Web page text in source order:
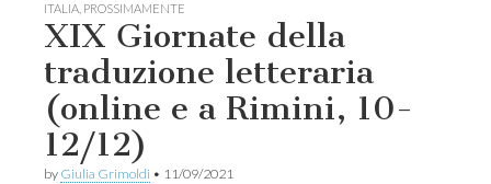
ITALIA PROSSIMAMENTE
XIX Giornate della
traduzione letteraria
(online e a Rimini, 10-
12/12)
by Giulia Grimoldi • 11/09/2021